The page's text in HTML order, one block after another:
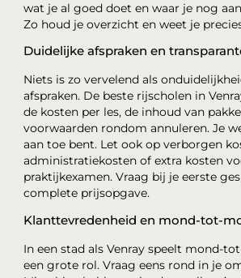
wat je al goed doet en waar je nog
Zo houd je overzicht en weet je
Duidelijke afspraken en
Niets is zo vervelend als
afspraken. De beste rijscholen in
de kosten per les, de inhoud van
voorwaarden rondom annuleren. Je
aan toe bent. Let ook op verborgen
administratiekosten of extra kosten
praktijkexamen. Vraag bij je eerste
complete prijsopgave.
Klanttevredenheid en mond-tot-
In een stad als Venray speelt mond-
een grote rol. Vraag eens rond in je